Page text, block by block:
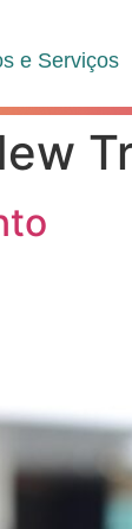
e Serviços